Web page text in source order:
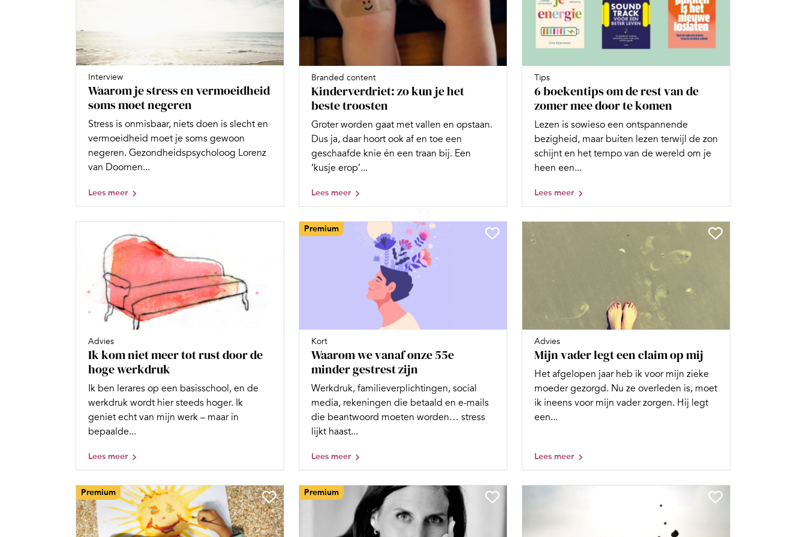
Interview
Waarom je stress en vermoeidheid
soms moet negeren
Stress is onmisbaar, niets doen is slecht en
vermoeidheid moet je soms gewoon
negeren. Gezondheidspsycholoog Lorenz
van Doornen...
Lees meer
Branded content
Kinderverdriet: zo kun je het
beste troosten
Groter worden gaat met vallen en opstaan.
Dus ja, daar hoort ook af en toe een
geschaafde knie én een traan bij. Een
‘kusje erop’...
Lees meer
Tips
6 boekentips om de rest van de
zomer mee door te komen
Lezen is sowieso een ontspannende
bezigheid, maar buiten lezen terwijl de zon
schijnt en het tempo van de wereld om je
heen een...
Lees meer
Advies
Ik kom niet meer tot rust door de
hoge werkdruk
Ik ben lerares op een basisschool, en de
werkdruk wordt hier steeds hoger. Ik
geniet echt van mijn werk – maar in
bepaalde...
Lees meer
Premium
Kort
Waarom we vanaf onze 55e
minder gestrest zijn
Werkdruk, familieverplichtingen, social
media, rekeningen die betaald en e-mails
die beantwoord moeten worden… stress
lijkt haast...
Lees meer
Advies
Mijn vader legt een claim op mij
Het afgelopen jaar heb ik voor mijn zieke
moeder gezorgd. Nu ze overleden is, moet
ik ineens voor mijn vader zorgen. Hij legt
een...
Lees meer
Premium Premium